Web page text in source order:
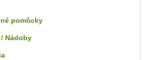
pomôcky
Nádoby